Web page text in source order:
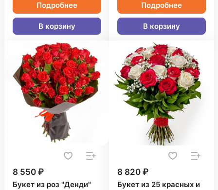
Подробнее
В корзину
Подробнее
В корзину
8 550 ₽
Букет из роз "Денди"
8 820 ₽
Букет из 25 красных и